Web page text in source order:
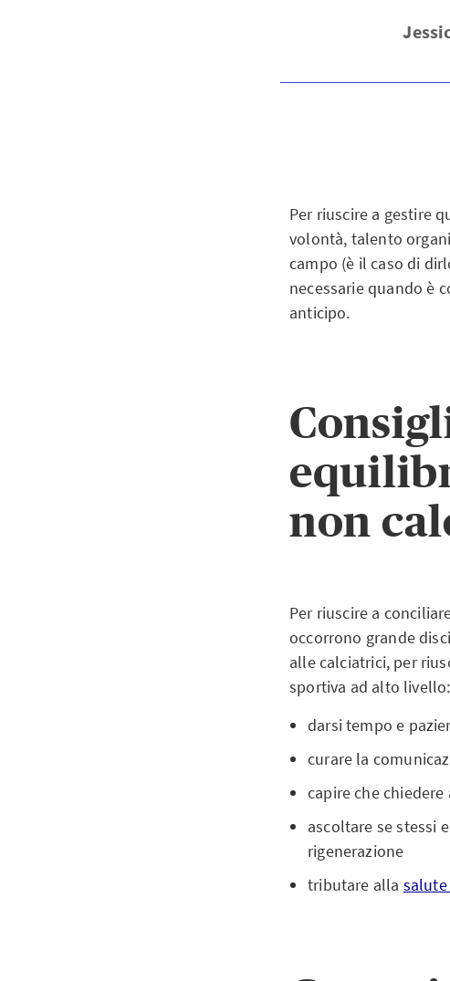
Per riuscire a gestire
volontà, talento
campo (è il caso di
necessarie quando è
anticipo.
non
Per riuscire a
occorrono grande
alle calciatrici, per
sportiva ad alto livello:
darsi tempo e
curare la
capire che
ascoltare se stessi
rigenerazione
tributare alla salute